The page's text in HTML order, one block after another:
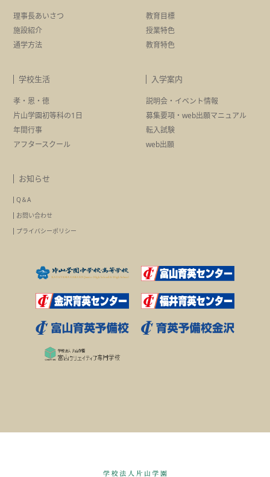
理事長あいさつ
施設紹介
通学方法
教育目標
授業特色
教育特色
学校生活
孝・恩・徳
片山学園初等科の1日
年間行事
アフタースクール
入学案内
説明会・イベント情報
募集要項・ web出願マニュアル
転入試験
web出願
お知らせ
Q＆A
お問い合わせ
プライバシーポリシー